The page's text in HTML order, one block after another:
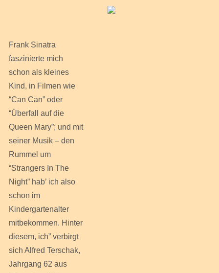
Frank Sinatra
faszinierte mich
schon als kleines
Kind, in Filmen wie
“Can Can” oder
“Überfall auf die
Queen Mary”; und mit
seiner Musik – den
Rummel um
“Strangers In The
Night” hab’ ich also
schon im
Kindergartenalter
mitbekommen. Hinter
diesem, ich” verbirgt
sich Alfred Terschak,
Jahrgang 62 aus